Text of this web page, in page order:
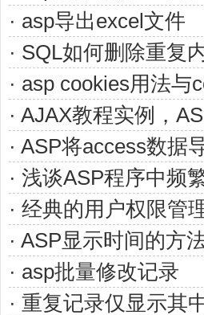
· asp导出excel文件
· SQL如何删除重复
· asp cookies用法与
· AJAX教程实例，
· ASP将access数据
· 浅谈ASP程序中频
· 经典的用户权限管
· ASP显示时间的方
· asp批量修改记录
· 重复记录仅显示其